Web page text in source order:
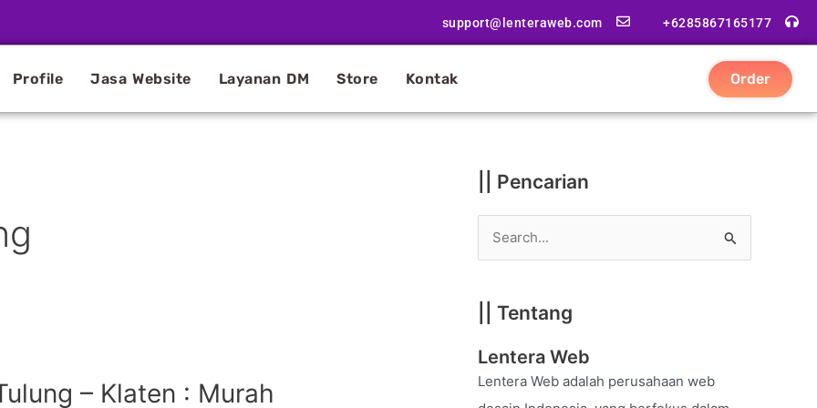
support@lenteraweb.com +6285867165177
Profile Jasa Website Layanan DM Store Kontak Order
– Klaten : Murah
|| Pencarian
r
c
h
|| Tentang
Lentera Web
Lentera Web adalah perusahaan web
|
t
g
i